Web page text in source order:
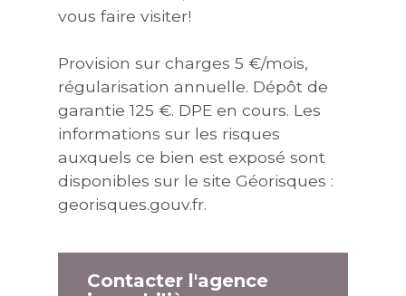
vous faire visiter!
Provision sur charges 5 €/mois,
régularisation annuelle. Dépôt de
garantie 125 €. DPE en cours. Les
informations sur les risques
auxquels ce bien est exposé sont
disponibles sur le site Géorisques :
georisques.gouv.fr.
Contacter l'agence